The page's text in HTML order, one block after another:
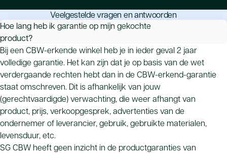
Onpartijdige geschilafhandeling
Veelgestelde vragen en antwoorden
Hoe lang heb ik garantie op mijn gekochte
product?
Bij een CBW-erkende winkel heb je in ieder geval 2 jaar
volledige garantie. Het kan zijn dat je op basis van de wet
verdergaande rechten hebt dan in de CBW-erkend-garantie
staat omschreven. Dit is afhankelijk van jouw
(gerechtvaardigde) verwachting, die weer afhangt van
product, prijs, verkoopgesprek, advertenties van de
ondernemer of leverancier, gebruik, gebruikte materialen,
levensduur, etc.
SG CBW heeft geen inzicht in de productgaranties van